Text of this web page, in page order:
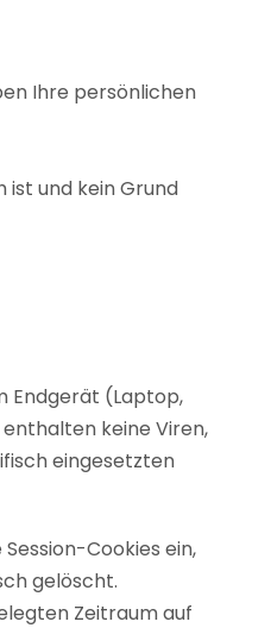
Ihre persönlichen
ist und kein Grund
Endgerät (Laptop,
keine Viren,
eingesetzten
Cookies ein,
gelöscht.
Zeitraum auf